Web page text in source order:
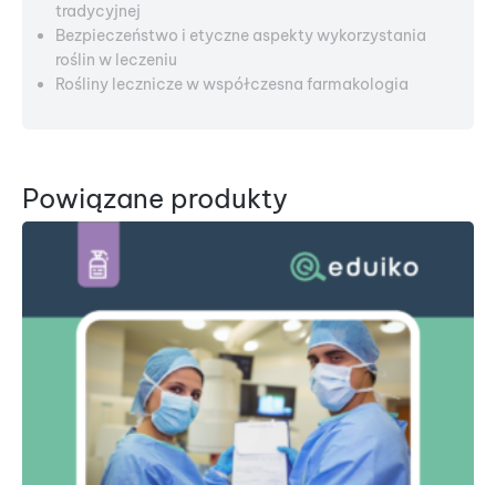
tradycyjnej
Bezpieczeństwo i etyczne aspekty wykorzystania
roślin w leczeniu
Rośliny lecznicze w współczesna farmakologia
Powiązane produkty